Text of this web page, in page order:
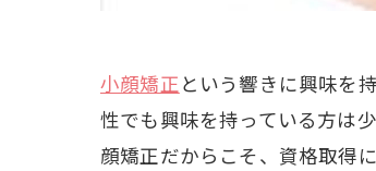
小顔矯正という響きに興味を
性でも興味を持っている方は
顔矯正だからこそ、資格取得